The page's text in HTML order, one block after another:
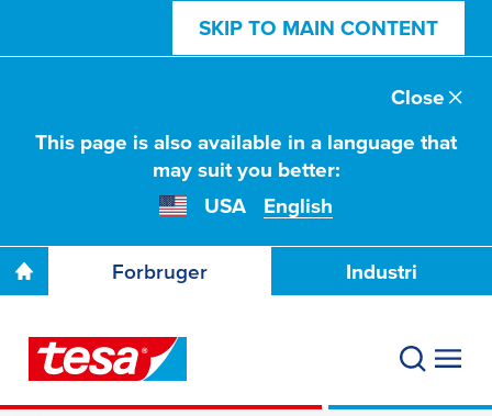
SKIP TO MAIN CONTENT
This page is also available in a language that
may suit you better:
USA
English
Close
Forbruger Industri